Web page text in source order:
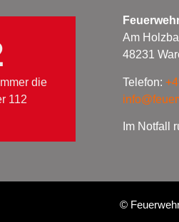
die
112
Am
48231
Telefon:
Im Notfall
©